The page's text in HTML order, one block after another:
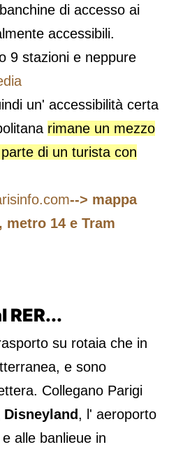
di accesso ai
accessibili.
9 stazioni e neppure
un' accessibilità certa
rimane un mezzo
di un turista con
--> mappa
metro 14 e Tram
RER...
su rotaia che in
e sono
Collegano Parigi
Disneyland, l' aeroporto
alle banlieue in